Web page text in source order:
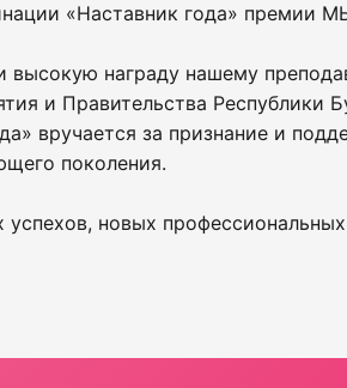
«Наставник года» премии
награду нашему
и Правительства Республики
вручается за признание и
поколения.
новых